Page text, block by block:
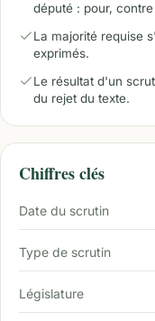
député : pour,
La majorité requise
exprimés.
Le résultat d'un
du rejet du texte.
Chiffres clés
Date du scrutin
Type de scrutin
Législature